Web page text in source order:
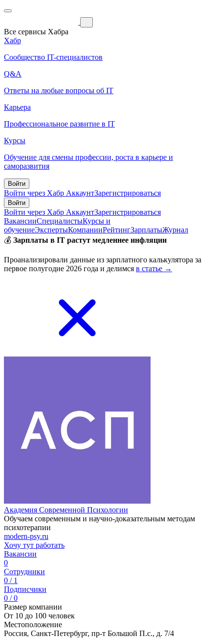
Все сервисы Хабра
Хабр
Сообщество IT-специалистов
Q&A
Ответы на любые вопросы об IT
Карьера
Профессиональное развитие в IT
Курсы
Обучение для смены профессии, роста в карьере и
саморазвития
Войти
Войти через Хабр АккаунтЗарегистрироваться
Войти
Войти через Хабр АккаунтЗарегистрироваться
ВакансииСпециалистыКурсы и
обучениеЭкспертыКомпанииРейтингЗарплатыЖурнал
💰 Зарплаты в IT растут медленнее инфляции
Проанализировали данные из зарплатного калькулятора за
первое полугодие 2026 года и делимся в статье →
Академия Современной Психологии
Обучаем современным и научно-доказательным методам
психотерапии
modern-psy.ru
Хочу тут работать
Вакансии
0
Сотрудники
0 / 1
Подписчики
0 / 0
Размер компании
От 10 до 100 человек
Местоположение
Россия, Санкт-Петербург, пр-т Большой П.с., д. 7/4